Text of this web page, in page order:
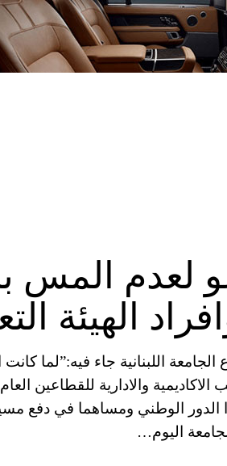
لعدم المس
الهيئة
اللبنانية جاء فيه:”لما كانت
والادارية للقطاعين
الدور الوطني ومساهما في دفع
اليوم…